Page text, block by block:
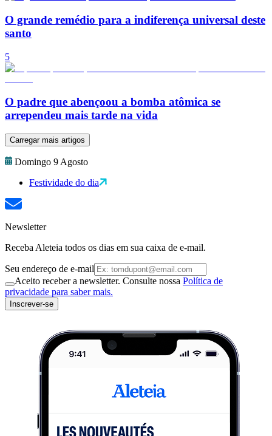
O grande remédio para a indiferença universal deste
santo
5
O padre que abençoou a bomba atômica se
arrependeu mais tarde na vida
Carregar mais artigos
Domingo 9 Agosto
Festividade do dia
Newsletter
Receba Aleteia todos os dias em sua caixa de e-mail.
Seu endereço de e-mail
Aceito receber a newsletter. Consulte nossa Política de
privacidade para saber mais.
Inscrever-se